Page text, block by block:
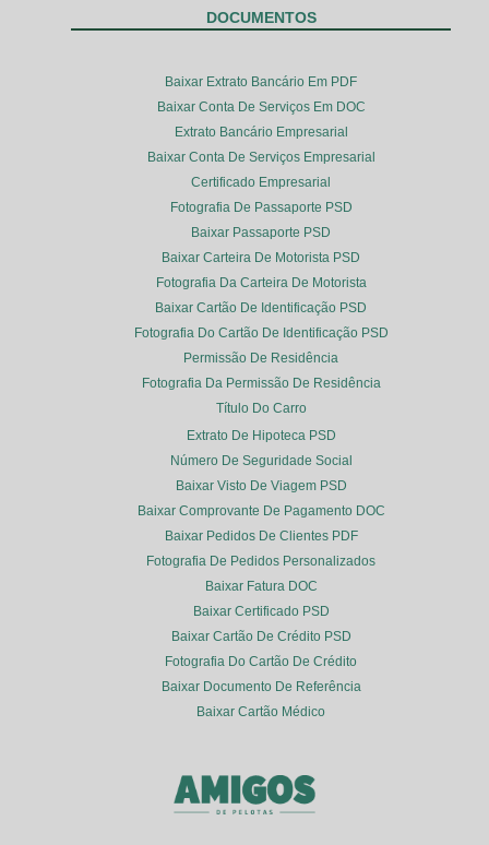
DOCUMENTOS
Baixar Extrato Bancário Em PDF
Baixar Conta De Serviços Em DOC
Extrato Bancário Empresarial
Baixar Conta De Serviços Empresarial
Certificado Empresarial
Fotografia De Passaporte PSD
Baixar Passaporte PSD
Baixar Carteira De Motorista PSD
Fotografia Da Carteira De Motorista
Baixar Cartão De Identificação PSD
Fotografia Do Cartão De Identificação PSD
Permissão De Residência
Fotografia Da Permissão De Residência
Título Do Carro
Extrato De Hipoteca PSD
Número De Seguridade Social
Baixar Visto De Viagem PSD
Baixar Comprovante De Pagamento DOC
Baixar Pedidos De Clientes PDF
Fotografia De Pedidos Personalizados
Baixar Fatura DOC
Baixar Certificado PSD
Baixar Cartão De Crédito PSD
Fotografia Do Cartão De Crédito
Baixar Documento De Referência
Baixar Cartão Médico